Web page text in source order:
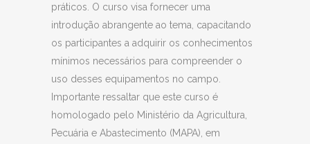
práticos. O curso visa fornecer uma
introdução abrangente ao tema, capacitando
os participantes a adquirir os conhecimentos
mínimos necessários para compreender o
uso desses equipamentos no campo.
Importante ressaltar que este curso é
homologado pelo Ministério da Agricultura,
Pecuária e Abastecimento (MAPA), em